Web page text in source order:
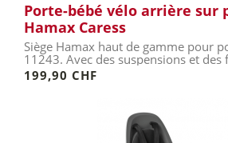
Porte-bébé vélo arrière sur
Hamax Caress
Siège Hamax haut de gamme pour
11243. Avec des suspensions et des
199,90 CHF